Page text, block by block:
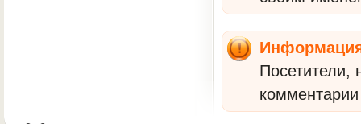
Посетители,